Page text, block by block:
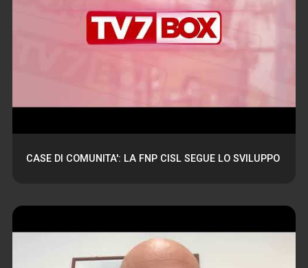
CASE DI COMUNITA': LA FNP CISL SEGUE LO SVILUPPO